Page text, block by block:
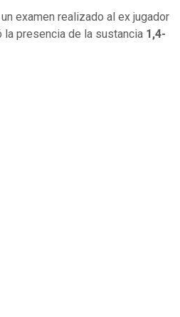
examen realizado al ex jugador
la presencia de la sustancia 1,4-